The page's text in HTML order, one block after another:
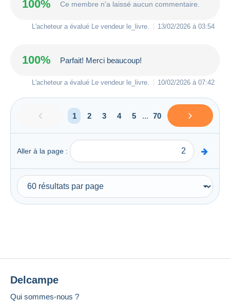
100% Ce membre n'a laissé aucun commentaire.
L'acheteur a évalué Le vendeur le_livre. 13/02/2026 à 03:54
100% Parfait! Merci beaucoup!
L'acheteur a évalué Le vendeur le_livre. 10/02/2026 à 07:42
1 2 3 4 5 ... 70
Aller à la page :
Delcampe
Qui sommes-nous ?